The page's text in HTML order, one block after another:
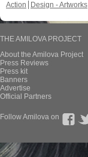
Action
Design - Artworks
THE AMILOVA PROJECT
About the Amilova Project
Press Reviews
Press kit
Banners
Advertise
Official Partners
Follow Amilova on